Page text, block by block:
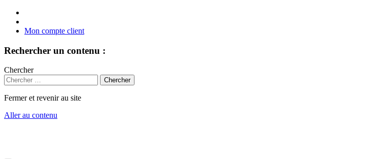
Mon compte client
Rechercher un contenu :
Chercher
Fermer et revenir au site
Aller au contenu